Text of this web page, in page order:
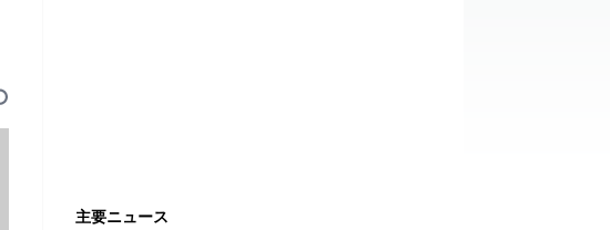
主要ニュース